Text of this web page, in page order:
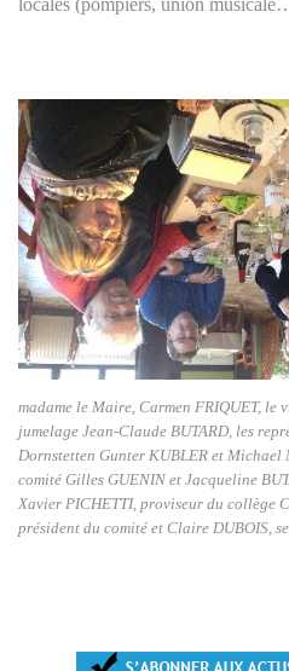
locales (pompiers, union
madame le Maire, Carmen FRIQUET, le
jumelage Jean-Claude BUTARD, les
Dornstetten Gunter KUBLER et Michael
comité Gilles GUENIN et Jacqueline
Xavier PICHETTI, proviseur du collège
président du comité et Claire DUBOIS,